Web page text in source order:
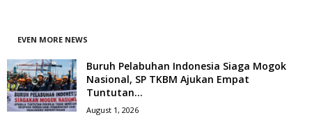
EVEN MORE NEWS
Buruh Pelabuhan Indonesia Siaga Mogok
Nasional, SP TKBM Ajukan Empat
Tuntutan...
August 1, 2026